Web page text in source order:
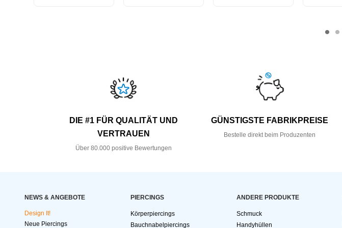
DIE #1 FÜR QUALITÄT UND
VERTRAUEN
Über 80.000 positive Bewertungen
GÜNSTIGSTE FABRIKPREISE
Bestelle direkt beim Produzenten
NEWS & ANGEBOTE
Design It!
Neue Piercings
PIERCINGS
Körperpiercings
Bauchnabelpiercings
ANDERE PRODUKTE
Schmuck
Handyhüllen